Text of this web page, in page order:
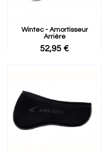
Wintec - Amortisseur
Arrière
52,95 €